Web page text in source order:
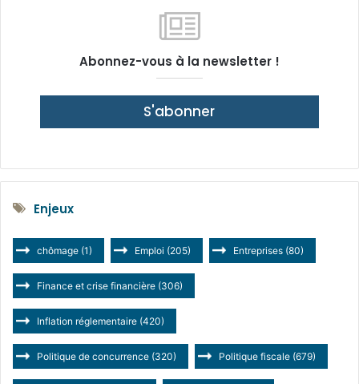
Abonnez-vous à la newsletter !
S'abonner
Enjeux
chômage (1) Emploi (205) Entreprises (80)
Finance et crise financière (306)
Inflation réglementaire (420)
Politique de concurrence (320) Politique fiscale (679)